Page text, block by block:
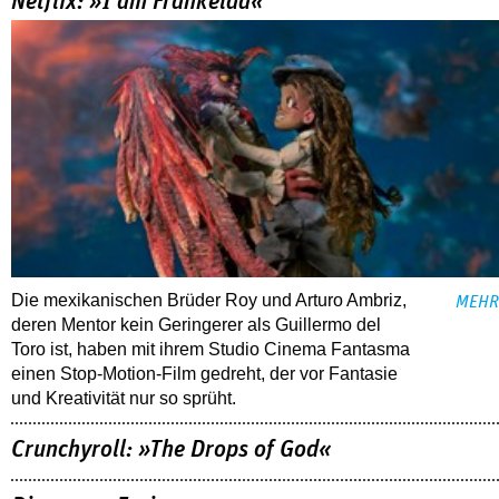
Die mexikanischen Brüder Roy und Arturo Ambriz,
deren Mentor kein Geringerer als Guillermo del
Toro ist, haben mit ihrem Studio Cinema Fantasma
einen Stop-Motion-Film gedreht, der vor Fantasie
und Kreativität nur so sprüht.
Crunchyroll: »The Drops of God«
Disney+: »Furious«
VoD: »100 Nights of Hero«